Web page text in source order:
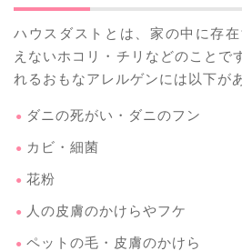
ハウスダストとは、家の中に存
えないホコリ・チリなどのことで
れるおもなアレルゲンには以下が
ダニの死がい・ダニのフン
カビ・細菌
花粉
人の皮膚のかけらやフケ
ペットの毛・皮膚のかけら